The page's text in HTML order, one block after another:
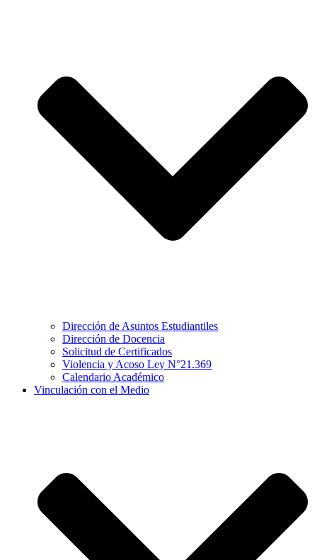
Dirección de Asuntos Estudiantiles
Dirección de Docencia
Solicitud de Certificados
Violencia y Acoso Ley N°21.369
Calendario Académico
Vinculación con el Medio